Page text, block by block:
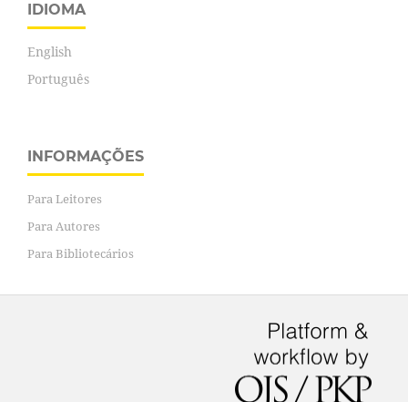
IDIOMA
English
Português
INFORMAÇÕES
Para Leitores
Para Autores
Para Bibliotecários